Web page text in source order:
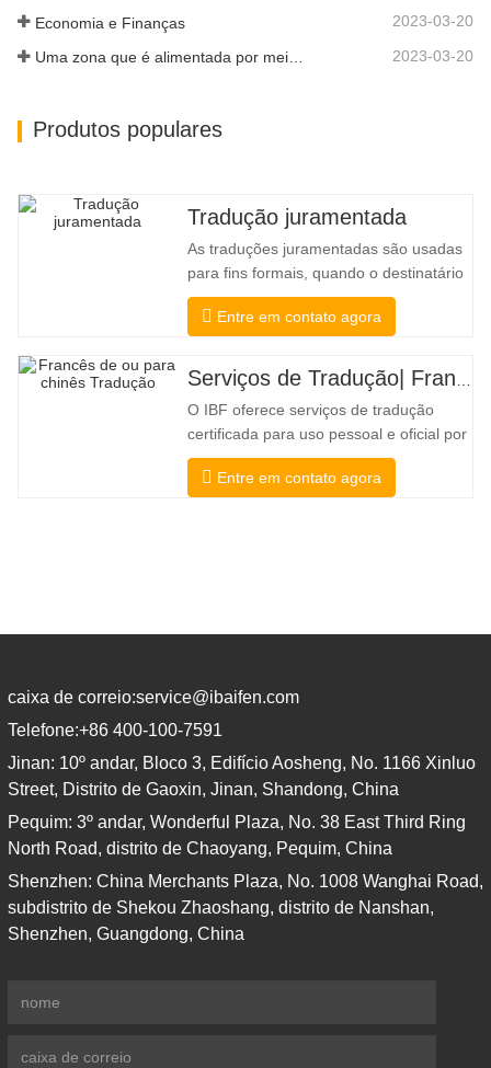
Economia e Finanças 2023-03-20
2023-03-20
Produtos populares
Tradução juramentada
As traduções juramentadas são usadas
para fins formais, quando o destinatário
precisa de confirmação para confirmar a
precisão e integridade da tradução. Para
governos municipais, estaduais e
federais, esse tipo de tradução é
freqüentemente necessário. Para
Entre em contato agora
O IBF oferece serviços de tradução
certificada para uso pessoal e oficial por
universidades, tribunais e muitos
governos locais. Nós selecione apenas
Entre em contato agora
caixa de correio:service@ibaifen.com
Telefone:+86 400-100-7591
Jinan: 10º andar, Bloco 3, Edifício Aosheng, No. 1166 Xinluo
Street, Distrito de Gaoxin, Jinan, Shandong, China
Pequim: 3º andar, Wonderful Plaza, No. 38 East Third Ring
North Road, distrito de Chaoyang, Pequim, China
Shenzhen: China Merchants Plaza, No. 1008 Wanghai Road,
subdistrito de Shekou Zhaoshang, distrito de Nanshan,
Shenzhen, Guangdong, China